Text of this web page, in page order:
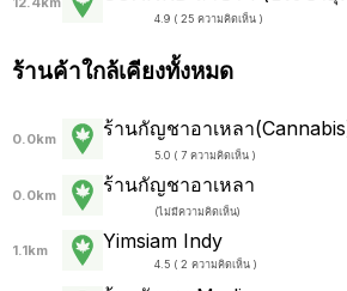
4.9 ( 25 ความคิดเห็น )
ร้านค้าใกล้เคียงทั้งหมด
0.0km ร้านกัญชาอาเหลา
5.0 ( 7 ความคิดเห็น )
0.0km ร้านกัญชาอาเหลา
(ไม่มีความคิดเห็น)
1.1km Yimsiam Indy
4.5 ( 2 ความคิดเห็น )